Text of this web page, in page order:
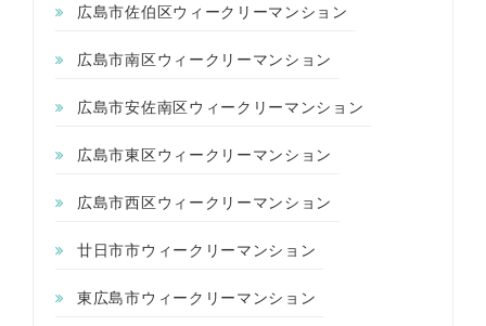
広島市佐伯区ウィークリーマンション
広島市南区ウィークリーマンション
広島市安佐南区ウィークリーマンション
広島市東区ウィークリーマンション
広島市西区ウィークリーマンション
廿日市市ウィークリーマンション
東広島市ウィークリーマンション